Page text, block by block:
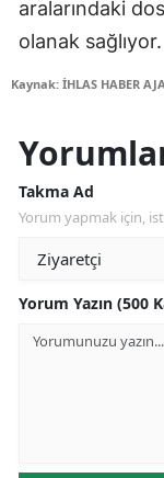
aralarındaki
olanak sağlıyor.
Kaynak: İHLAS HABER
Takma Ad
Yorum yapmak için,
Yorum Yazın (500